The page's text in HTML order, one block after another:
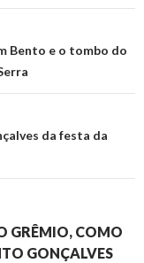
Bento e o tombo do
da festa da
GRÊMIO, COMO
GONÇALVES